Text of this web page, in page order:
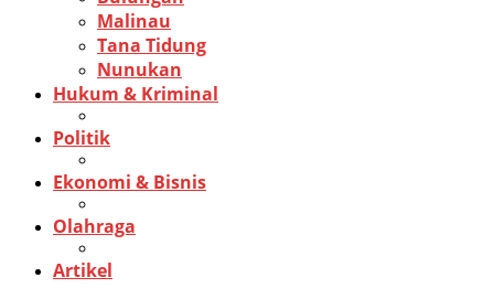
Malinau
Tana Tidung
Nunukan
Hukum & Kriminal
Politik
Ekonomi & Bisnis
Olahraga
Artikel